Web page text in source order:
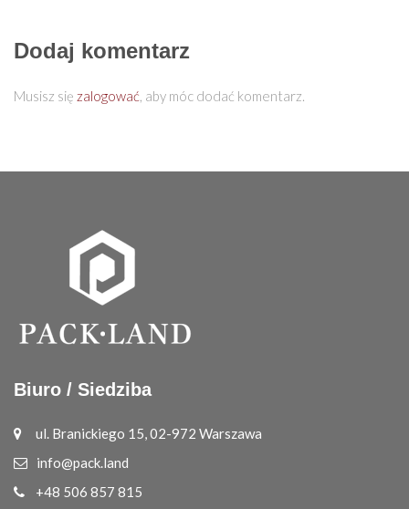
Dodaj komentarz
Musisz się zalogować, aby móc dodać komentarz.
Biuro / Siedziba
ul. Branickiego 15, 02-972 Warszawa
info@pack.land
+48 506 857 815